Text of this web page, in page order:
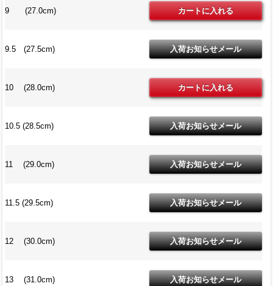
9 (27.0cm)
9.5 (27.5cm)
10 (28.0cm)
10.5 (28.5cm)
11 (29.0cm)
11.5 (29.5cm)
12 (30.0cm)
13 (31.0cm)